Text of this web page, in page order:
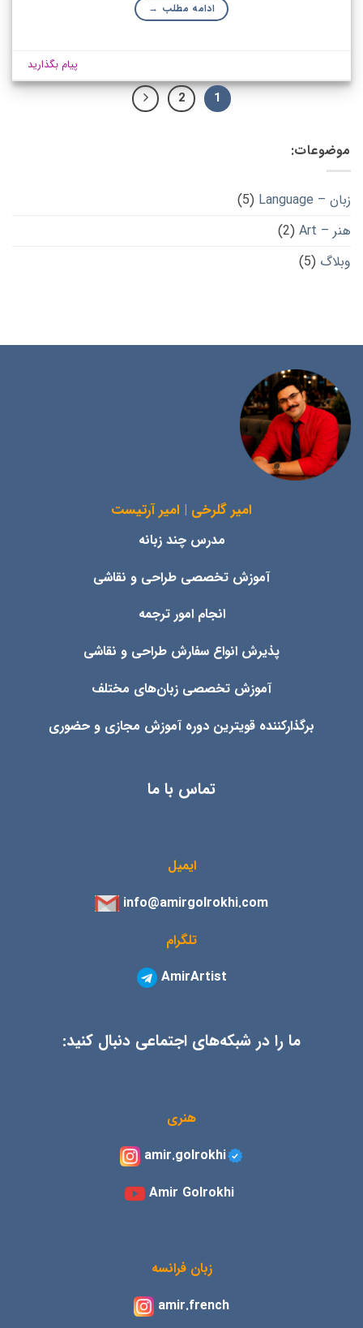
ادامه مطلب →
پیام بگذارید
1
2
موضوعات:
زبان – Language
(5)
هنر – Art
(2)
وبلاگ (5)
امیر گلرخی | امیر آرتیست
مدرس چند زبانه
آموزش تخصصی طراحی و نقاشی
انجام امور ترجمه
پذیرش انواع سفارش طراحی و نقاشی
آموزش تخصصی زبان‌های مختلف
برگذارکننده قویترین دوره آموزش مجازی و حضوری
تماس با ما
ایمیل
info@amirgolrokhi.com
تلگرام
AmirArtist
ما را در شبکه‌های اجتماعی دنبال کنید:
هنری
amir.golrokhi
زبان فرانسه
amir.french